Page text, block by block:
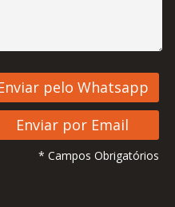
* Campos Obrigatórios